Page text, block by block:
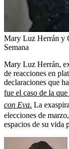
Mary Luz Herrán y
Semana
Mary Luz Herrán,
de reacciones en
declaraciones que
fue el caso de la
con Eva. La
elecciones de
espacios de su vida